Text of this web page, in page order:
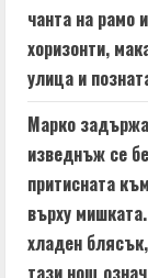
g
чанта на рамо
хоризонти,
улица и
Марко
изведнъж се
притисната
върху
хладен
тази нощ